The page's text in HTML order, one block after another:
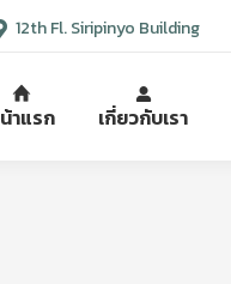
12th Fl. Siripinyo Building
าแรก เกี่ยวกับเรา